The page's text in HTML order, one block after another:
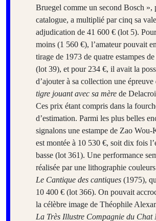
Bruegel comme un second Bosch »,
catalogue, a multiplié par cinq sa
adjudication de 41 600 € (lot 5).
moins (1 560 €), l’amateur pouvait
tirage de 1973 de quatre estampes
(lot 39), et pour 234 €, il avait la
d’ajouter à sa collection une épreuve
tigre jouant avec sa mère de
Ces prix étant compris dans la
d’estimation. Parmi les plus belles
signalons une estampe de Zao
est montée à 10 530 €, soit dix fois
basse (lot 361). Une performance
réalisée par une lithographie
Le Cantique des cantiques (1975),
10 400 € (lot 366). On pouvait
la célèbre image de Théophile
La Très Illustre Compagnie du Chat